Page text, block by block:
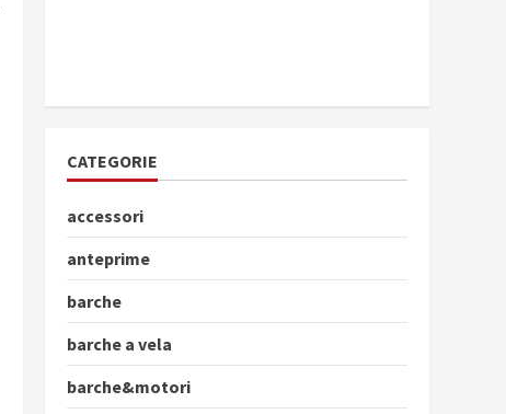
CATEGORIE
accessori
anteprime
barche
barche a vela
barche&motori